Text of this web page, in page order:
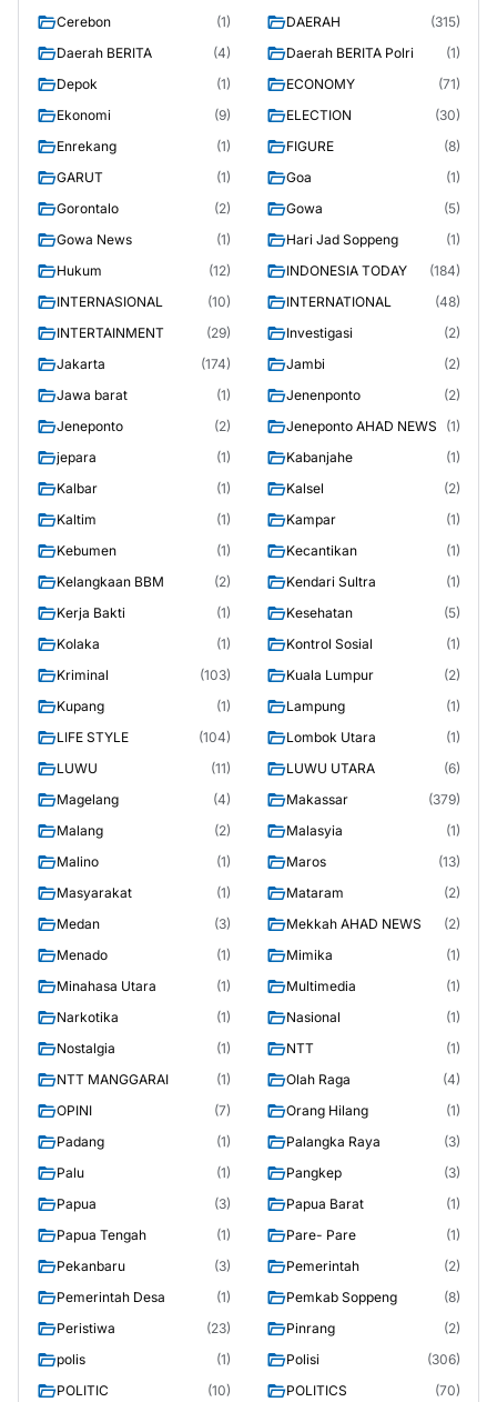
Cerebon (1) DAERAH
(315)
Daerah BERITA
(4) Daerah BERITA Polri
(1)
Depok
(1) ECONOMY
(71)
Ekonomi
(9) ELECTION
(30)
Enrekang
(1) FIGURE
(8)
GARUT
(1) Goa
(1)
Gorontalo
(2) Gowa
(5)
Gowa News
(1) Hari Jad Soppeng
(1)
Hukum
(12) INDONESIA TODAY
(184)
INTERNASIONAL
(10) INTERNATIONAL
(48)
INTERTAINMENT
(29) Investigasi
(2)
Jakarta
(174) Jambi
(2)
Jawa barat
(1) Jenenponto
(2)
Jeneponto
(2) Jeneponto AHAD NEWS
(1)
jepara
(1) Kabanjahe
(1)
Kalbar
(1) Kalsel
(2)
Kaltim
(1) Kampar
(1)
Kebumen
(1) Kecantikan
(1)
Kelangkaan BBM
(2) Kendari Sultra
(1)
Kerja Bakti
(1) Kesehatan
(5)
Kolaka
(1) Kontrol Sosial
(1)
Kriminal
(103) Kuala Lumpur
(2)
Kupang
(1) Lampung
(1)
LIFE STYLE
(104) Lombok Utara
(1)
LUWU
(11) LUWU UTARA
(6)
Magelang
(4) Makassar
(379)
Malang
(2) Malasyia
(1)
Malino
(1) Maros
(13)
Masyarakat
(1) Mataram
(2)
Medan
(3) Mekkah AHAD NEWS
(2)
Menado
(1) Mimika
(1)
Minahasa Utara
(1) Multimedia
(1)
Narkotika
(1) Nasional
(1)
Nostalgia
(1) NTT
(1)
NTT MANGGARAI
(1) Olah Raga
(4)
OPINI
(7) Orang Hilang
(1)
Padang
(1) Palangka Raya
(3)
Palu
(1) Pangkep
(3)
Papua
(3) Papua Barat
(1)
Papua Tengah
(1) Pare- Pare
(1)
Pekanbaru
(3) Pemerintah
(2)
Pemerintah Desa
(1) Pemkab Soppeng
(8)
Peristiwa
(23) Pinrang
(2)
polis
(1) Polisi
(306)
POLITIC
(10) POLITICS
(70)